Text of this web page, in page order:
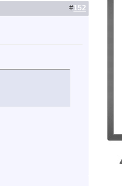
#152